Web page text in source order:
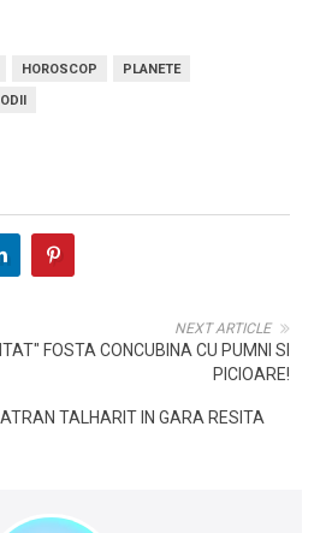
HOROSCOP
PLANETE
NEXT ARTICLE
FOSTA CONCUBINA CU PUMNI SI
PICIOARE!
TALHARIT IN GARA RESITA